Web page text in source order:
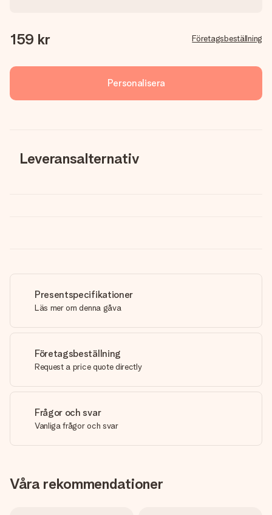
159 kr Företagsbeställning
Personalisera
Leveransalternativ
Presentspecifikationer
Läs mer om denna gåva
Företagsbeställning
Request a price quote directly
Frågor och svar
Vanliga frågor och svar
Våra rekommendationer